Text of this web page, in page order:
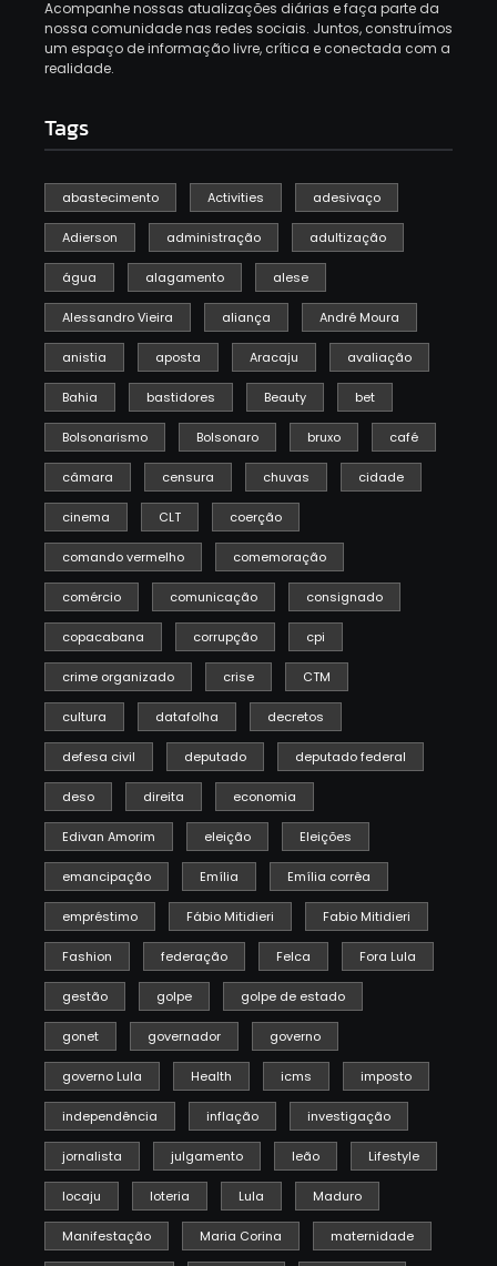
Acompanhe nossas atualizações diárias e faça parte da
nossa comunidade nas redes sociais. Juntos, construímos
um espaço de informação livre, crítica e conectada com a
realidade.
Tags
abastecimento Activities adesivaço
Adierson administração adultização
água alagamento alese
Alessandro Vieira aliança André Moura
anistia aposta Aracaju avaliação
Bahia bastidores Beauty bet
Bolsonarismo Bolsonaro bruxo café
câmara censura chuvas cidade
cinema CLT coerção
comando vermelho comemoração
comércio comunicação consignado
copacabana corrupção cpi
crime organizado crise CTM
cultura datafolha decretos
defesa civil deputado deputado federal
deso direita economia
Edivan Amorim eleição Eleições
emancipação Emília Emília corrêa
empréstimo Fábio Mitidieri Fabio Mitidieri
Fashion federação Felca Fora Lula
gestão golpe golpe de estado
gonet governador governo
governo Lula Health icms imposto
independência inflação investigação
jornalista julgamento leão Lifestyle
locaju loteria Lula Maduro
Manifestação Maria Corina maternidade